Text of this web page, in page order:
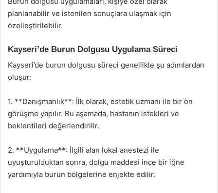
planlanabilir ve istenilen sonuçlara ulaşmak için
özelleştirilebilir.
Kayseri’de Burun Dolgusu Uygulama Süreci
Kayseri’de burun dolgusu süreci genellikle şu adımlardan
oluşur:
1. **Danışmanlık**: İlk olarak, estetik uzmanı ile bir ön
görüşme yapılır. Bu aşamada, hastanın istekleri ve
beklentileri değerlendirilir.
2. **Uygulama**: İlgili alan lokal anestezi ile
uyuşturulduktan sonra, dolgu maddesi ince bir iğne
yardımıyla burun bölgelerine enjekte edilir.